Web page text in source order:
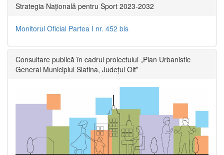
Strategia Națională pentru Sport 2023-2032
Monitorul Oficial Partea I nr. 452 bis
Consultare publică în cadrul proiectului „Plan Urbanistic
General Municipiul Slatina, Județul Olt”